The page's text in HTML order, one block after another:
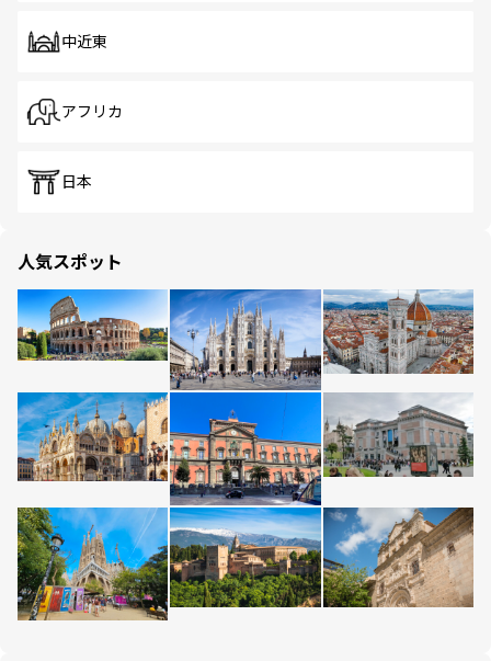
中近東
アフリカ
日本
人気スポット